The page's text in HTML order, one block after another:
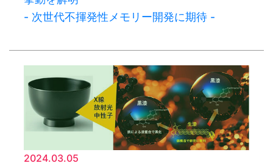
- 次世代不揮発性メモリー開発に期待 -
2024.03.05